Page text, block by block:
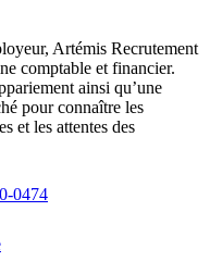
Artémis Recrutement
comptable et financier.
ainsi qu’une
pour connaître les
et les attentes des
0474